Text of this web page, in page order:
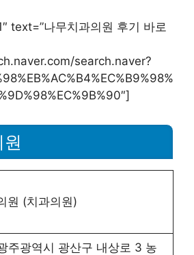
text=”나무치과의원 후기 바로
search.naver?
원 (치과의원)
주광역시 광산구 내상로 3 농